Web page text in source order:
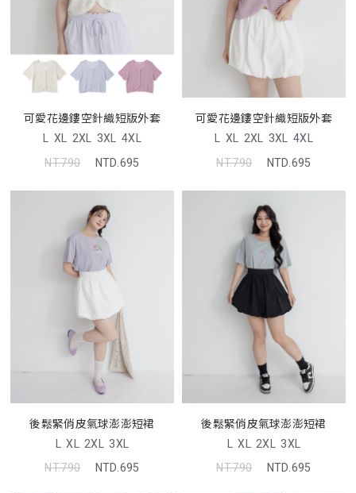
可愛花邊鏤空針織短版外套
L XL 2XL 3XL 4XL
NT.790
NTD.695
可愛花邊鏤空針織短版外套
L XL 2XL 3XL 4XL
NT.790
NTD.695
後鬆緊俏皮氣球澎澎短裙
L XL 2XL 3XL
NT.790
NTD.695
後鬆緊俏皮氣球澎澎短裙
L XL 2XL 3XL
NT.790
NTD.695